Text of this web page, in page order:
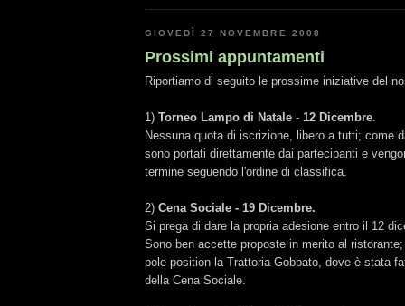
GIOVEDÌ 27 NOVEMBRE 2008
Prossimi appuntamenti
Riportiamo di seguito le prossime iniziative del
1) Torneo Lampo di Natale - 12 Dicembre
Nessuna quota di iscrizione, libero a tutti; come
sono portati direttamente dai partecipanti e
termine seguendo l'ordine di classifica.
2) Cena Sociale - 19 Dicembre.
Si prega di dare la propria adesione entro il 12
Sono ben accette proposte in merito al
pole position la Trattoria Gobbato, dove è stata
della Cena Sociale.